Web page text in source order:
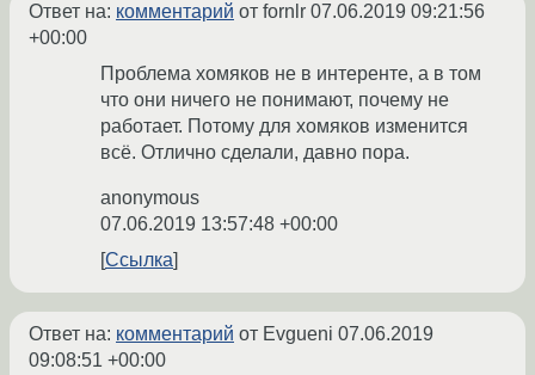
Ответ на: комментарий от fornlr 07.06.2019 09:21:56
+00:00
Проблема хомяков не в интеренте, а в том
что они ничего не понимают, почему не
работает. Потому для хомяков изменится
всё. Отлично сделали, давно пора.
anonymous
07.06.2019 13:57:48 +00:00
Ссылка
Ответ на: комментарий от Evgueni 07.06.2019
09:08:51 +00:00